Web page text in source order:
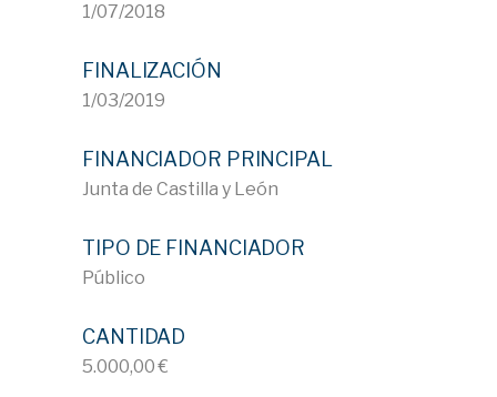
1/07/2018
FINALIZACIÓN
1/03/2019
FINANCIADOR PRINCIPAL
Junta de Castilla y León
TIPO DE FINANCIADOR
Público
CANTIDAD
5.000,00 €